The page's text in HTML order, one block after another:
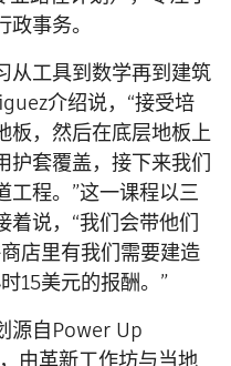
事务。
从工具到数学再到建筑
介绍说，“接受培
板，然后在底层地板上
护套覆盖，接下来我们
工程。”这一课程以三
着说，“我们会带他们
店里有我们需要建造
15美元的报酬。”
源自Power Up
由革新工作坊与当地